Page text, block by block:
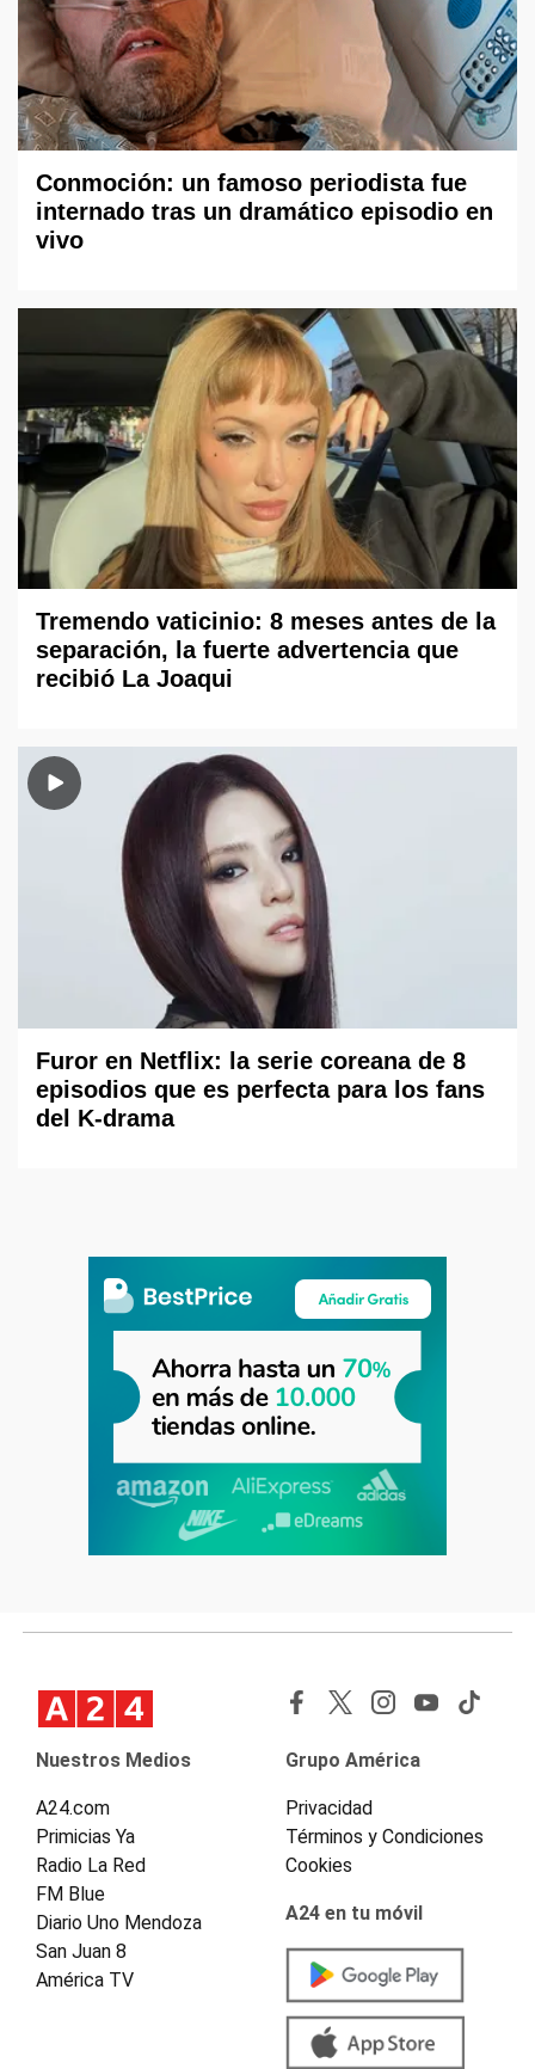
Conmoción: un famoso periodista fue
internado tras un dramático episodio en
vivo
Tremendo vaticinio: 8 meses antes de la
separación, la fuerte advertencia que
recibió La Joaqui
Furor en Netflix: la serie coreana de 8
episodios que es perfecta para los fans
del K-drama
Nuestros Medios
A24.com
Primicias Ya
Radio La Red
FM Blue
Diario Uno Mendoza
San Juan 8
América TV
Grupo América
Privacidad
Términos y Condiciones
Cookies
A24 en tu móvil